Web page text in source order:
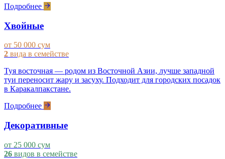
Подробнее
Хвойные
от 50 000 сум
2 вида в семействе
Туя восточная — родом из Восточной Азии, лучше западной
туи переносит жару и засуху. Подходит для городских посадок
в Каракалпакстане.
Подробнее
Декоративные
от 25 000 сум
26 видов в семействе